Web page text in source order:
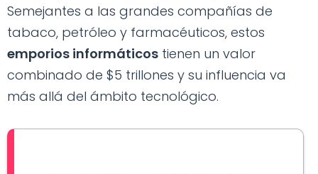
Semejantes a las grandes compañías de
tabaco, petróleo y farmacéuticos, estos
emporios informáticos tienen un valor
combinado de $5 trillones y su influencia va
más allá del ámbito tecnológico.